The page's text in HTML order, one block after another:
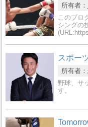
所有者：
このブロ
シングの
スポー
所有者：
野球、サ
す。